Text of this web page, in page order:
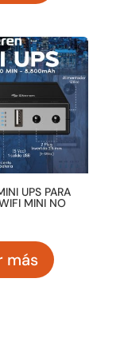
UPS PARA
MINI NO
más